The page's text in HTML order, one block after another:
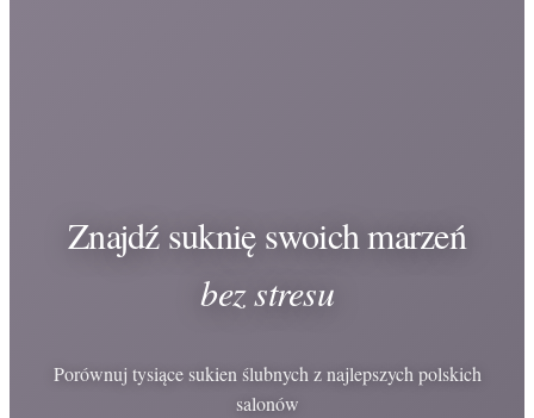
Znajdź suknię swoich marzeń
bez stresu
Porównuj tysiące sukien ślubnych z najlepszych polskich
salonów